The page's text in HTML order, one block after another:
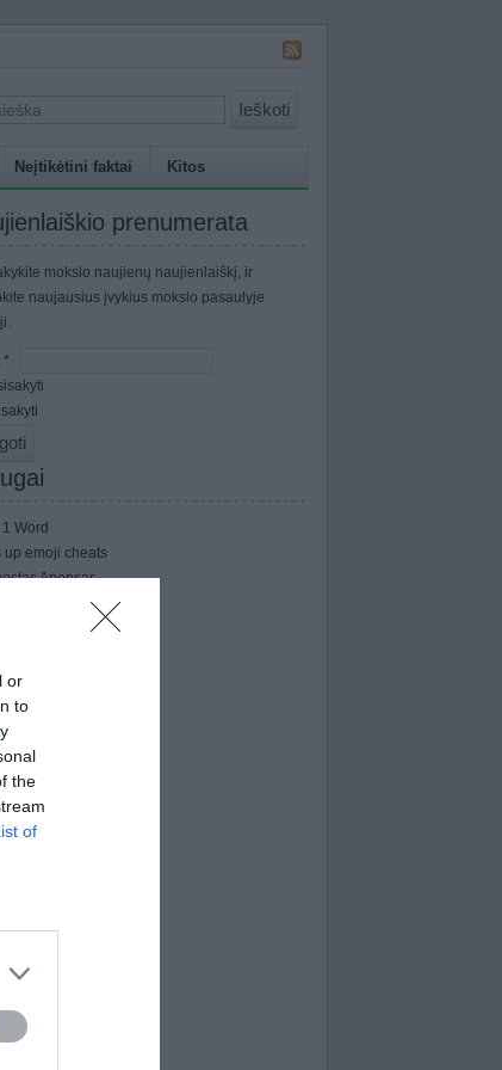
or
to
the
of
Ieškoti
Neįtikėtini faktai Kitos
prenumerata
mokslo naujienų naujienlaiškį, ir
naujausius įvykius mokslo pasaulyje
*
Word
up emoji cheats
Apensar
1 mot
helper.com
answers